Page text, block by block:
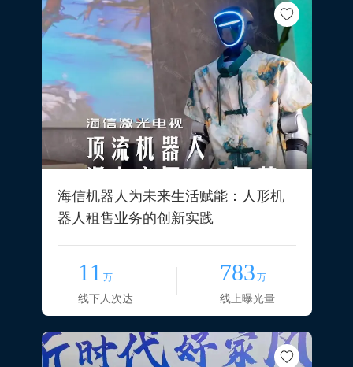
海信机器人为未来生活赋能：人形机
器人租售业务的创新实践
11 万
线下人次达
783 万
线上曝光量